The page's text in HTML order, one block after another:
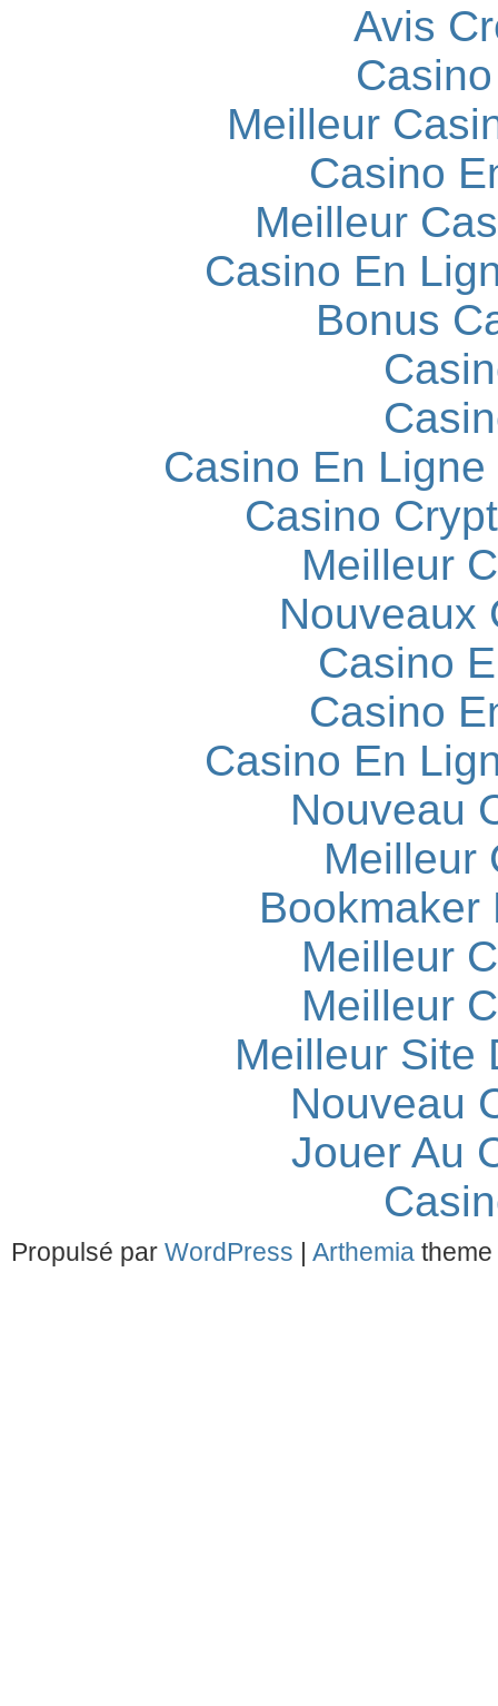
Avis
Meilleur
Casino
Meilleur
Casino En
Bonus
Casino En
Casino
Meilleur
Nouveaux
Casino
Casino
Casino En
Nouveau
Meilleur
Bookmaker
Meilleur
Meilleur
Meilleur Site
Nouveau
Jouer Au
Propulsé par WordPress | Arthemia